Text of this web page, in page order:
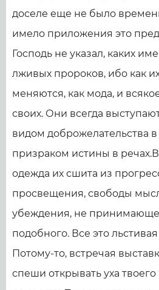
доселе еще не было
имело приложения это
Господь не указал, каких
лживых пророков, ибо как
меняются, как мода, и
своих. Они всегда
видом доброжелательства в
призраком истины в
одежда их сшита из
просвещения, свободы
убеждения, не
подобного. Все это
Потому-то, встречая
спеши открывать уха